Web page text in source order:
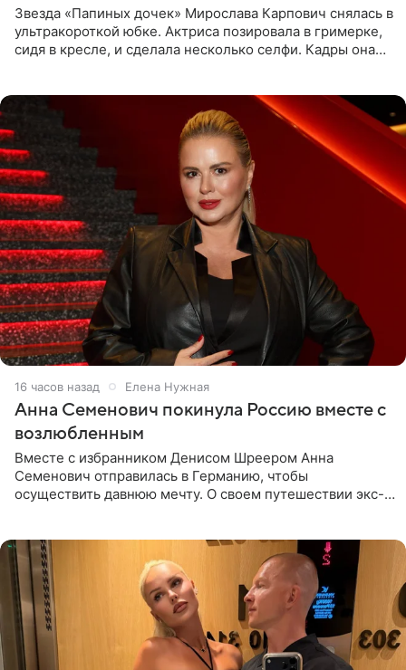
Звезда «Папиных дочек» Мирослава Карпович снялась в
ультракороткой юбке. Актриса позировала в гримерке,
сидя в кресле, и сделала несколько селфи. Кадры она
16 часов назад Елена Нужная
Анна Семенович покинула Россию вместе с
возлюбленным
Вместе с избранником Денисом Шреером Анна
Семенович отправилась в Германию, чтобы
осуществить давнюю мечту. О своем путешествии экс-